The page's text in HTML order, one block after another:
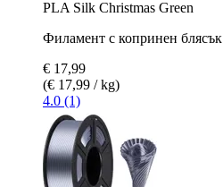
PLA Silk Christmas Green
Филамент с копринен блясък
€ 17,99
(€ 17,99 / kg)
4.0 (1)